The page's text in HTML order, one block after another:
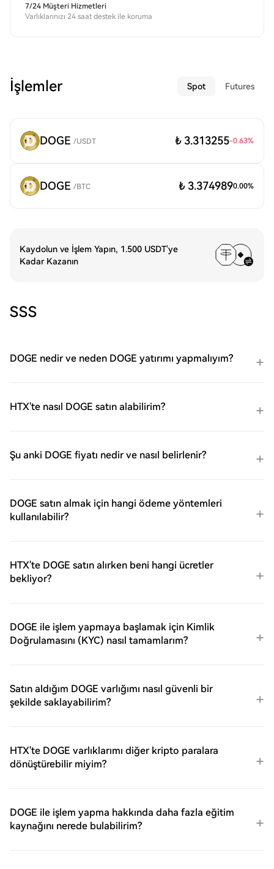
7/24 Müşteri Hizmetleri
Varlıklarınızı 24 saat destek ile koruma
İşlemler Spot Futures
DOGE /USDT ₺ 3.313255-0.63%
DOGE /BTC ₺ 3.3749890.00%
Kaydolun ve İşlem Yapın, 1.500 USDT'ye
Kadar Kazanın
SSS
DOGE nedir ve neden DOGE yatırımı yapmalıyım?
HTX'te nasıl DOGE satın alabilirim?
Şu anki DOGE fiyatı nedir ve nasıl belirlenir?
DOGE satın almak için hangi ödeme yöntemleri
kullanılabilir?
HTX'te DOGE satın alırken beni hangi ücretler
bekliyor?
DOGE ile işlem yapmaya başlamak için Kimlik
Doğrulamasını (KYC) nasıl tamamlarım?
Satın aldığım DOGE varlığımı nasıl güvenli bir
şekilde saklayabilirim?
HTX'te DOGE varlıklarımı diğer kripto paralara
dönüştürebilir miyim?
DOGE ile işlem yapma hakkında daha fazla eğitim
kaynağını nerede bulabilirim?